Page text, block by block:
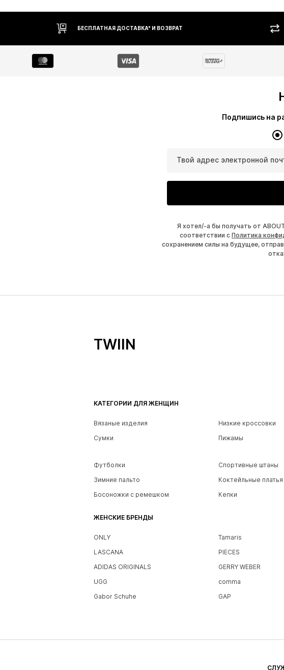
БЕСПЛАТНАЯ ДОСТАВКА* И ВОЗВРАТ
Подпишись на
Твой адрес электронной
Я хотел/-а бы получать от
соответствии с Политика
сохранением силы на будущее,
КАТЕГОРИИ ДЛЯ ЖЕНЩИН
Вязаные изделия Низкие кроссовки
Сумки
Пижамы
Футболки Спортивные штаны
Зимние пальто
Коктейльные платья
Босоножки с ремешком
Кепки
ЖЕНСКИЕ БРЕНДЫ
ONLY Tamaris
LASCANA
PIECES
ADIDAS ORIGINALS
GERRY WEBER
UGG
comma
Gabor Schuhe
GAP
TWIIN